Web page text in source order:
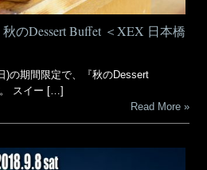
のDessert Buffet ＜XEX 日本橋
)の期間限定で、『秋のDessert
スイー […]
Read More